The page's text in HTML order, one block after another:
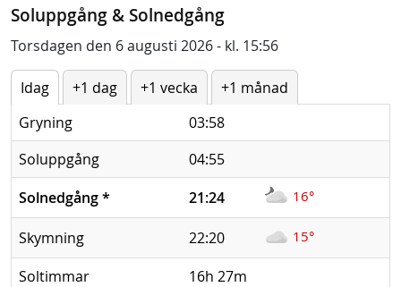
Soluppgång & Solnedgång
Torsdagen den 6 augusti 2026 - kl. 15:56
Idag +1 dag +1 vecka
+1 månad
Gryning
03:58
Soluppgång
04:55
Solnedgång* 21:24 16°
Skymning 22:20 15°
Soltimmar 16h 27m